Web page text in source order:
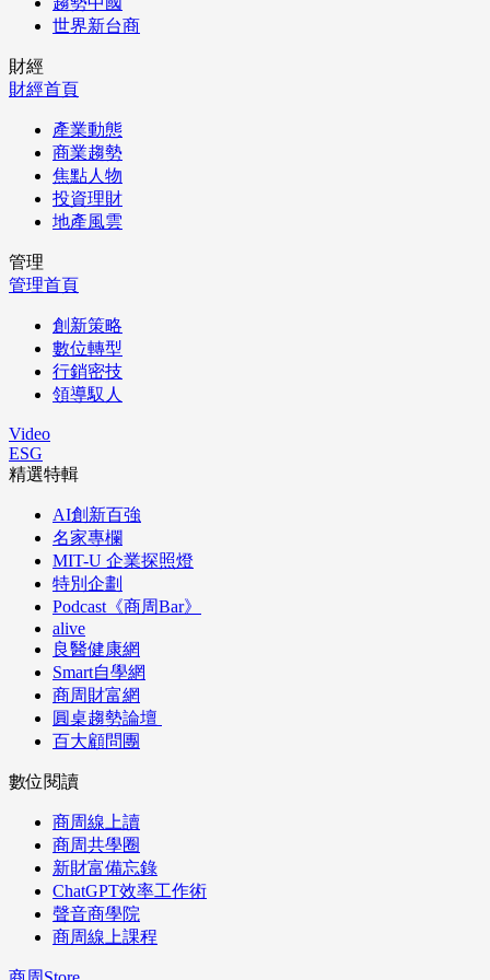
世界新台商
財經
財經首頁
產業動態
商業趨勢
焦點人物
投資理財
地產風雲
管理
管理首頁
創新策略
數位轉型
行銷密技
領導馭人
Video
ESG
精選特輯
AI創新百強
名家專欄
MIT-U 企業探照燈
特別企劃
Podcast《商周Bar》
alive
良醫健康網
Smart自學網
商周財富網
圓桌趨勢論壇
百大顧問團
數位閱讀
商周線上讀
商周共學圈
新財富備忘錄
ChatGPT效率工作術
聲音商學院
商周線上課程